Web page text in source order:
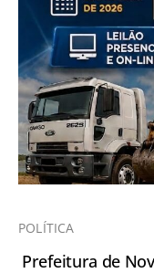
POLÍTICA
Prefeitura de